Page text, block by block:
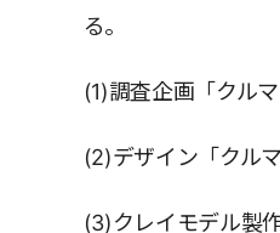
る。
(1)調査企画「クル
(2)デザイン「クル
(3)クレイモデル製